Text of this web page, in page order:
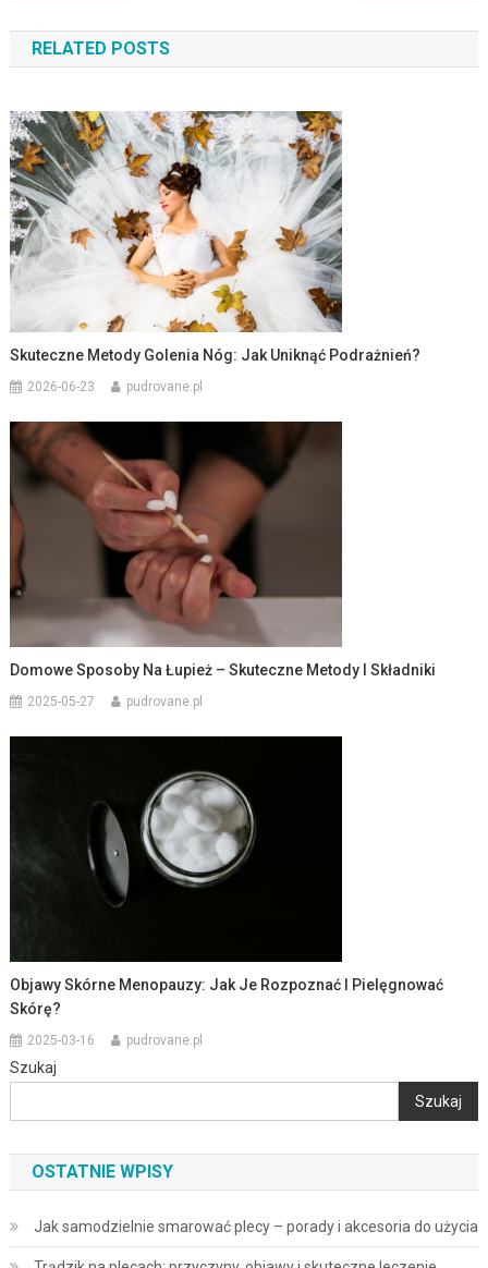
wpisu
RELATED POSTS
Skuteczne Metody Golenia Nóg: Jak Uniknąć Podrażnień?
2026-06-23 pudrovane.pl
Domowe Sposoby Na Łupież – Skuteczne Metody I Składniki
2025-05-27 pudrovane.pl
Objawy Skórne Menopauzy: Jak Je Rozpoznać I Pielęgnować
Skórę?
2025-03-16 pudrovane.pl
Szukaj
Szukaj
OSTATNIE WPISY
Jak samodzielnie smarować plecy – porady i akcesoria do użycia